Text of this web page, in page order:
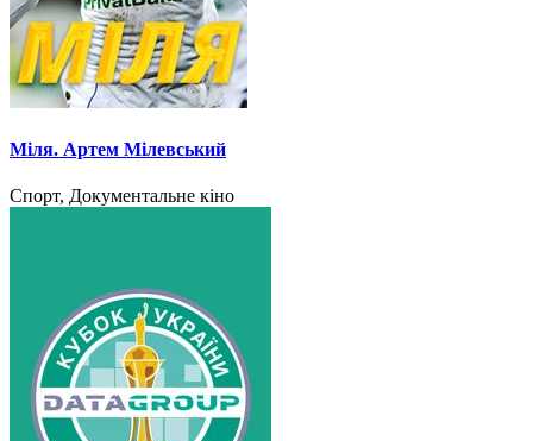
Міля. Артем Мілевський
Спорт, Документальне кіно